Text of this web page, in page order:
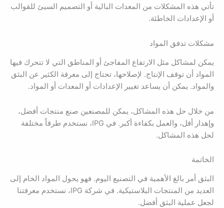
تأتي هذه المشكلات من المعدات البالية أو التصميم السيئ للقوالب
أو الإعدادات الخاطئة.
مشكلات تدفق المواد
يمكن لمشاكل مثل الارتفاع المفاجئ أو المناطق التي لا تتحرك فيها
المواد أن توقف الإنتاج. لإصلاحها، تحتاج إلى معرفة الكثير عن البثق
والمواد. يمكن أن يساعد تغيير الإعدادات أو المعدات أو المواد.
من خلال حل هذه المشاكل، يمكن للمصنعين صنع منتجات أفضل،
وإهدار أقل، والعمل بكفاءة أكبر. في IPG، نستخدم طرقاً مختلفة
لحل هذه المشاكل.
الخاتمة
البثق أمر بالغ الأهمية في التصنيع اليوم. فهو يحول المواد الخام إلى
العديد من المنتجات البلاستيكية. في شركة IPG، نستخدم معرفتنا
لجعل عملية البثق أفضل.